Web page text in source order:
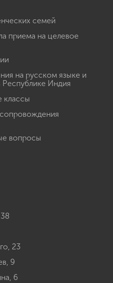
семей
приема на целевое
на русском языке и
Республике Индия
классы
вопросы
23
9
6